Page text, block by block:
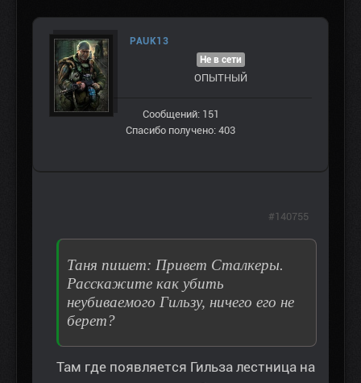
PAUK13
Не в сети
ОПЫТНЫЙ
Сообщений: 151
Спасибо получено: 403
Таня пишет: Привет Сталкеры.
Расскажите как убить
неубиваемого Гильзу, ничего его не
берет?
Там где появляется Гильза лестница на
#140755